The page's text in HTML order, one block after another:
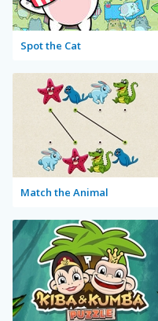
Spot the Cat
Match the Animal